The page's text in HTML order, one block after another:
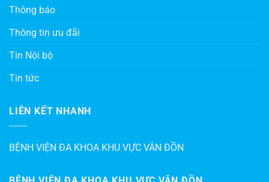
Thông báo
Thông tin ưu đãi
Tin Nội bộ
Tin tức
LIÊN KẾT NHANH
BỆNH VIỆN ĐA KHOA KHU VỰC VÂN ĐỒN